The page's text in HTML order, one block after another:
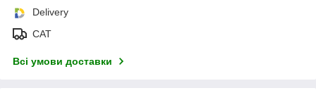
Delivery
САТ
Всі умови доставки